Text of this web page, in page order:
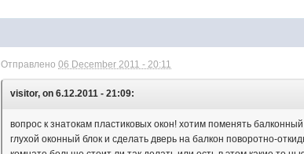
Отправлено06 December 2011 - 20:11
visitor, on 6.12.2011 - 21:09:
вопрос к знатокам пластиковых окон! хотим поменять
глухой оконный блок и сделать дверь на балкон поворотно-